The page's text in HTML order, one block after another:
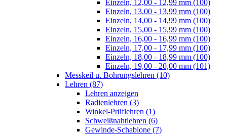
Einzeln, 12,00 - 12,99 mm (100)
Einzeln, 13,00 - 13,99 mm (100)
Einzeln, 14,00 - 14,99 mm (100)
Einzeln, 15,00 - 15,99 mm (100)
Einzeln, 16,00 - 16,99 mm (100)
Einzeln, 17,00 - 17,99 mm (100)
Einzeln, 18,00 - 18,99 mm (100)
Einzeln, 19,00 - 20,00 mm (101)
Messkeil u. Bohrungslehren (10)
Lehren (87)
Lehren anzeigen
Radienlehren (3)
Winkel-Prüflehren (1)
Schweißnahtlehren (6)
Gewinde-Schablone (7)